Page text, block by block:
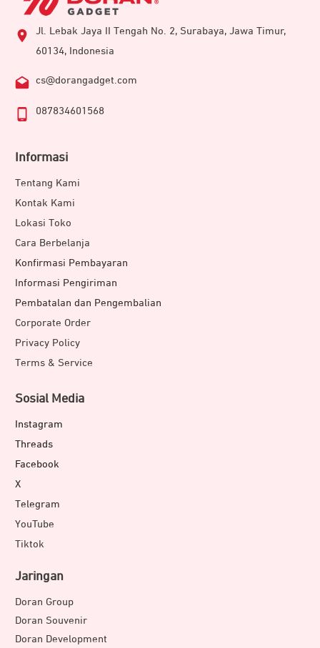
Jl. Lebak Jaya II Tengah No. 2, Surabaya, Jawa Timur,
60134, Indonesia
cs@dorangadget.com
087834601568
Informasi
Tentang Kami
Kontak Kami
Lokasi Toko
Cara Berbelanja
Konfirmasi Pembayaran
Informasi Pengiriman
Pembatalan dan Pengembalian
Corporate Order
Privacy Policy
Terms & Service
Sosial Media
Instagram
Threads
Facebook
X
Telegram
YouTube
Tiktok
Jaringan
Doran Group
Doran Souvenir
Doran Development